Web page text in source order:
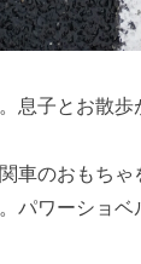
息子とお散歩
車のおもちゃ
パワーショ